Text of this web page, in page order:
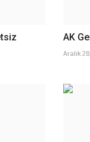
AK
Aralık